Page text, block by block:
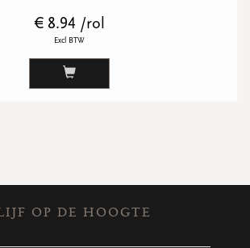
€ 8.94 /rol
Excl BTW
OP DE HOOGTE